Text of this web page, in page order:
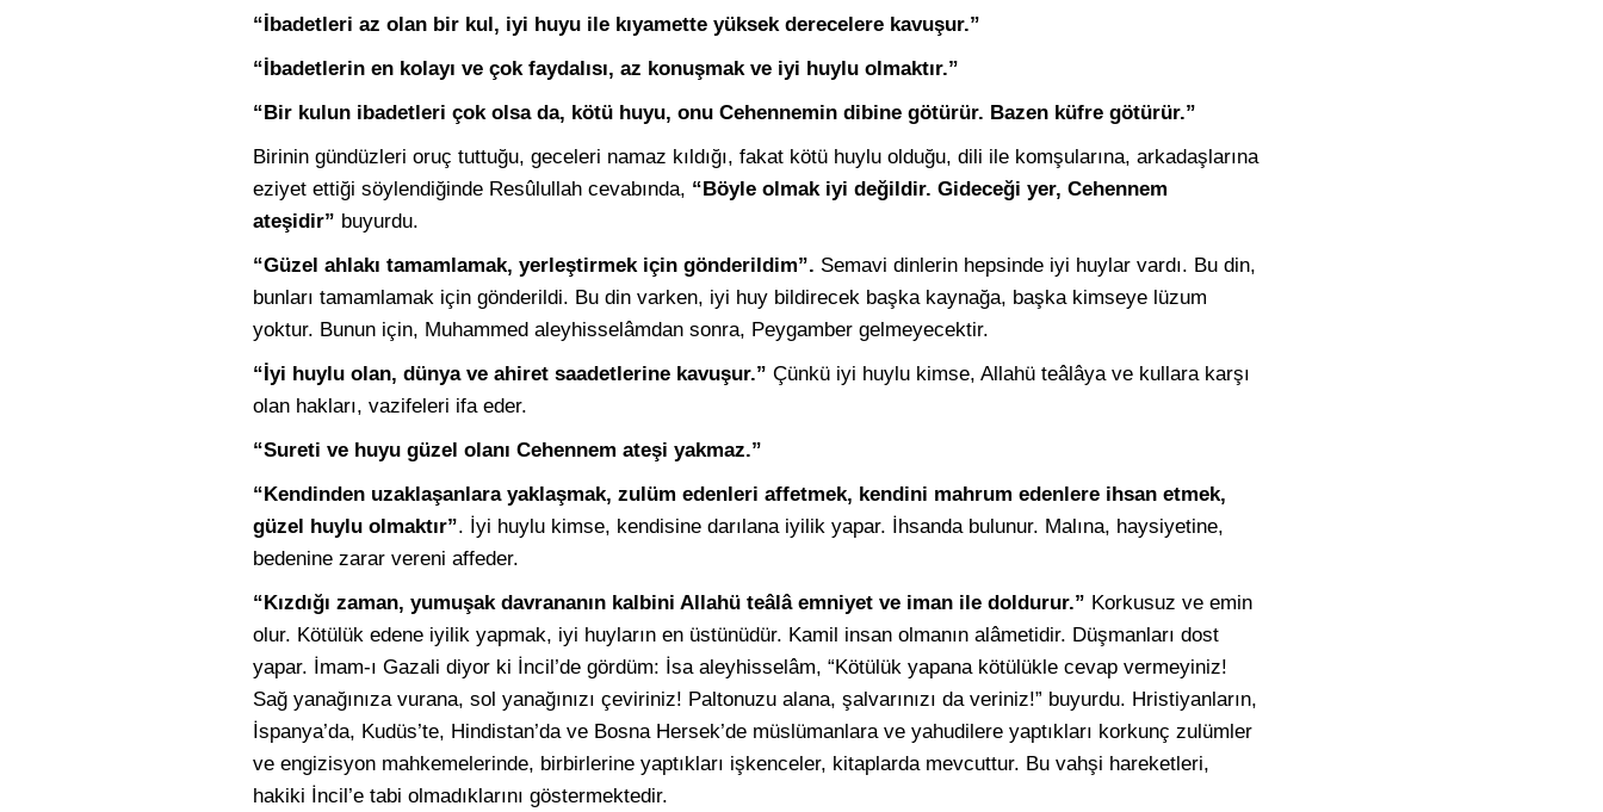
“İbadetleri az olan bir kul, iyi huyu ile kıyamette yüksek derecelere kavuşur.”
“İbadetlerin en kolayı ve çok faydalısı, az konuşmak ve iyi huylu olmaktır.”
“Bir kulun ibadetleri çok olsa da, kötü huyu, onu Cehennemin dibine götürür. Bazen küfre götürür.”
Birinin gündüzleri oruç tuttuğu, geceleri namaz kıldığı, fakat kötü huylu olduğu, dili ile komşularına, arkadaşlarına
eziyet ettiği söylendiğinde Resûlullah cevabında, “Böyle olmak iyi değildir. Gideceği yer, Cehennem
ateşidir” buyurdu.
“Güzel ahlakı tamamlamak, yerleştirmek için gönderildim”. Semavi dinlerin hepsinde iyi huylar vardı. Bu din,
bunları tamamlamak için gönderildi. Bu din varken, iyi huy bildirecek başka kaynağa, başka kimseye lüzum
yoktur. Bunun için, Muhammed aleyhisselâmdan sonra, Peygamber gelmeyecektir.
“İyi huylu olan, dünya ve ahiret saadetlerine kavuşur.” Çünkü iyi huylu kimse, Allahü teâlâya ve kullara karşı
olan hakları, vazifeleri ifa eder.
“Sureti ve huyu güzel olanı Cehennem ateşi yakmaz.”
“Kendinden uzaklaşanlara yaklaşmak, zulüm edenleri affetmek, kendini mahrum edenlere ihsan etmek,
güzel huylu olmaktır”. İyi huylu kimse, kendisine darılana iyilik yapar. İhsanda bulunur. Malına, haysiyetine,
bedenine zarar vereni affeder.
“Kızdığı zaman, yumuşak davrananın kalbini Allahü teâlâ emniyet ve iman ile doldurur.” Korkusuz ve emin
olur. Kötülük edene iyilik yapmak, iyi huyların en üstünüdür. Kamil insan olmanın alâmetidir. Düşmanları dost
yapar. İmam-ı Gazali diyor ki İncil’de gördüm: İsa aleyhisselâm, “Kötülük yapana kötülükle cevap vermeyiniz!
Sağ yanağınıza vurana, sol yanağınızı çeviriniz! Paltonuzu alana, şalvarınızı da veriniz!” buyurdu. Hristiyanların,
İspanya’da, Kudüs’te, Hindistan’da ve Bosna Hersek’de müslümanlara ve yahudilere yaptıkları korkunç zulümler
ve engizisyon mahkemelerinde, birbirlerine yaptıkları işkenceler, kitaplarda mevcuttur. Bu vahşi hareketleri,
hakiki İncil’e tabi olmadıklarını göstermektedir.